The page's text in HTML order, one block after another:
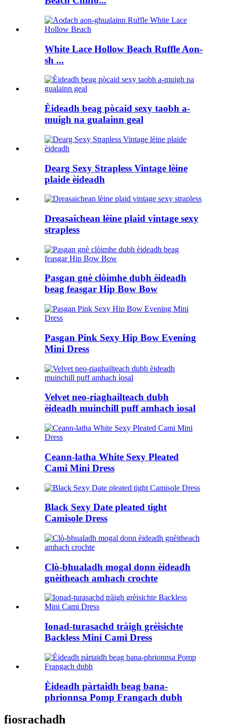
White Lace Hollow Beach Ruffle Aon-
sh ...
Èideadh beag pòcaid sexy taobh a-
muigh na gualainn geal
Dearg Sexy Strapless Vintage lèine
plaide èideadh
Dreasaichean lèine plaid vintage sexy
strapless
Pasgan gnè clòimhe dubh èideadh
beag feasgar Hip Bow Bow
Pasgan Pink Sexy Hip Bow Evening
Mini Dress
Velvet neo-riaghailteach dubh
èideadh muinchill puff amhach ìosal
Ceann-latha White Sexy Pleated
Cami Mini Dress
Black Sexy Date pleated tight
Camisole Dress
Clò-bhualadh mogal donn èideadh
gnèitheach amhach crochte
Ionad-turasachd tràigh grèisichte
Backless Mini Cami Dress
Èideadh pàrtaidh beag bana-
phrionnsa Pomp Frangach dubh
fiosrachadh